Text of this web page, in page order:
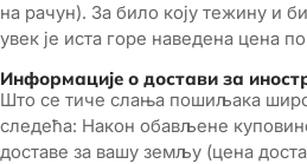
на рачун). За било коју тежину и
увек је иста горе наведена цена
Информације о достави за
Што се тиче слања пошиљака
следећа: Након обављене
доставе за вашу земљу (цена